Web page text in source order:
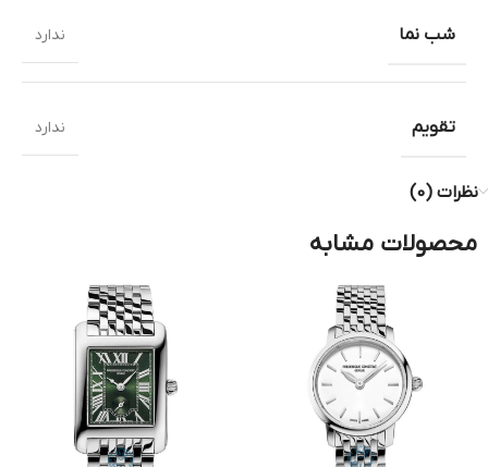
شب نما ندارد
تقویم ندارد
نظرات (0)
محصولات مشابه